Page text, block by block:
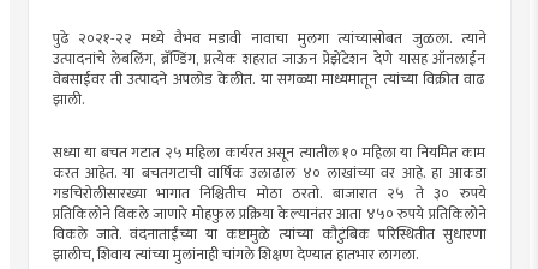
पुढे २०२१-२२ मध्ये वैभव मडावी नावाचा मुलगा त्यांच्यासोबत जुळला. त्याने
उत्पादनांचे लेबलिंग, ब्रॅण्डिंग, प्रत्येक शहरात जाऊन प्रेझेंटेशन देणे यासह ऑनलाईन
वेबसाईवर ती उत्पादने अपलोड केलीत. या सगळ्या माध्यमातून त्यांच्या विक्रीत वाढ
झाली.
सध्या या बचत गटात २५ महिला कार्यरत असून त्यातील १० महिला या नियमित काम
करत आहेत. या बचतगटाची वार्षिक उलाढाल ४० लाखांच्या वर आहे. हा आकडा
गडचिरोलीसारख्या भागात निश्चितीच मोठा ठरतो. बाजारात २५ ते ३० रुपये
प्रतिकिलोने विकले जाणारे मोहफुल प्रक्रिया केल्यानंतर आता ४५० रुपये प्रतिकिलोने
विकले जाते. वंदनाताईंच्या या कष्टामुळे त्यांच्या कौटुंबिक परिस्थितीत सुधारणा
झालीच, शिवाय त्यांच्या मुलांनाही चांगले शिक्षण देण्यात हातभार लागला.